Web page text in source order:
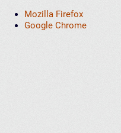
Mozilla Firefox
Google Chrome